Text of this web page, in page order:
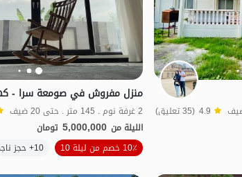
الموقع على الخريطة
4.9 (35 تعليق)
الموقع على الخريطة
2 غرفة نوم . 145 متر . حتى 20 ضيف
الليلة من 5,000,000 تومان
10٪ خصم من ليلة 10
10+ حجز ناجح